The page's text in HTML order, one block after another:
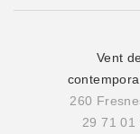
Vent
260
29 71 01